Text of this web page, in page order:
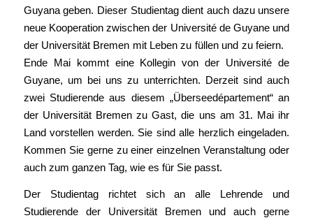
Guyana geben. Dieser Studientag dient auch dazu unsere
neue Kooperation zwischen der Université de Guyane und
der Universität Bremen mit Leben zu füllen und zu feiern.
Ende Mai kommt eine Kollegin von der Université de
Guyane, um bei uns zu unterrichten. Derzeit sind auch
zwei Studierende aus diesem „Überseedépartement“ an
der Universität Bremen zu Gast, die uns am 31. Mai ihr
Land vorstellen werden. Sie sind alle herzlich eingeladen.
Kommen Sie gerne zu einer einzelnen Veranstaltung oder
auch zum ganzen Tag, wie es für Sie passt.
Der Studientag richtet sich an alle Lehrende und
Studierende der Universität Bremen und auch gerne